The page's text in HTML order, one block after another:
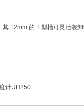
12mm 的 T 型槽可灵活装卸